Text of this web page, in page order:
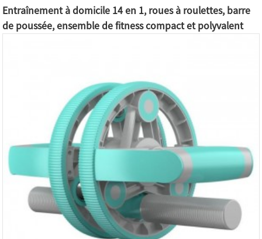
Entraînement à domicile 14 en 1, roues à roulettes, barre
de poussée, ensemble de fitness compact et polyvalent